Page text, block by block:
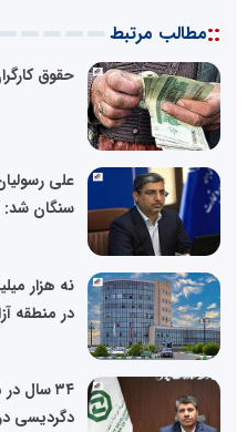
::مطالب مرتبط
حقوق
علی
سنگان شد:
نه هزار
در منطقه
۳۴ سال
دگردیسی